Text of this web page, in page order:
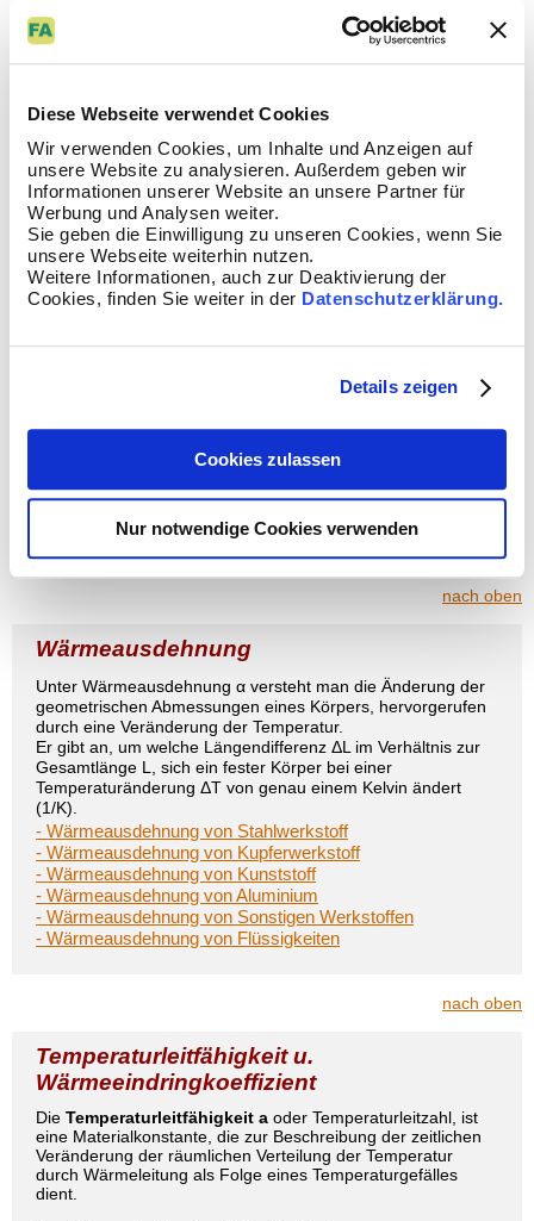
Diese Webseite verwendet Cookies
Wir verwenden Cookies, um Inhalte und Anzeigen auf
unsere Website zu analysieren. Außerdem geben wir
Informationen unserer Website an unsere Partner für
Werbung und Analysen weiter.
Sie geben die Einwilligung zu unseren Cookies, wenn Sie
unsere Webseite weiterhin nutzen.
Weitere Informationen, auch zur Deaktivierung der
Cookies, finden Sie weiter in der Datenschutzerklärung.
Details zeigen
Cookies zulassen
Nur notwendige Cookies verwenden
- von physikalischen Eigenschaften des strömenden Stoffes
- von der Art der Strömung (laminar oder turbulent) und der
- von der geometrischen Oberflächenbeschaffenheit (glatt,
rau)
- Wärmeübergang von Flüssigkeiten
- Wärmeübergang von Gasen
- Berechnungsformeln für Wärmeübergang
nach oben
Wärme eines Stoffes, gibt an, welche Energie man einer
bestimmten Masse eines Stoffes zuführen muss, um seine
- Wärmekapazität von Gase und Dämpfe
- Wärmekapazität von Metalle
Isolierung - Sonstiges
nach oben
Wärmeausdehnung
Unter Wärmeausdehnung α versteht man die Änderung der
geometrischen Abmessungen eines Körpers, hervorgerufen
durch eine Veränderung der Temperatur.
Er gibt an, um welche Längendifferenz ΔL im Verhältnis zur
Gesamtlänge L, sich ein fester Körper bei einer
Temperaturänderung ΔT von genau einem Kelvin ändert
(1/K).
- Wärmeausdehnung von Stahlwerkstoff
- Wärmeausdehnung von Kupferwerkstoff
- Wärmeausdehnung von Kunststoff
- Wärmeausdehnung von Aluminium
- Wärmeausdehnung von Sonstigen Werkstoffen
- Wärmeausdehnung von Flüssigkeiten
nach oben
Temperaturleitfähigkeit u.
Wärmeeindringkoeffizient
Die Temperaturleitfähigkeit a oder Temperaturleitzahl, ist
eine Materialkonstante, die zur Beschreibung der zeitlichen
Veränderung der räumlichen Verteilung der Temperatur
durch Wärmeleitung als Folge eines Temperaturgefälles
dient.